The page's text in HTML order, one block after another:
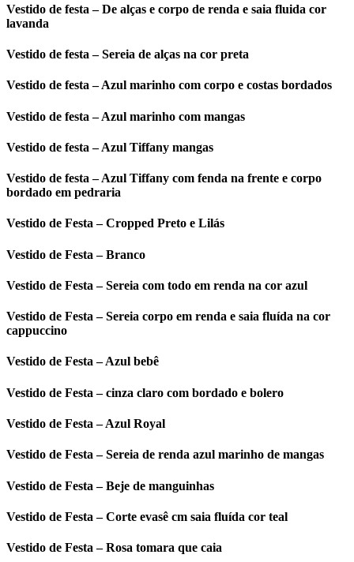
Vestido de festa – De alças e corpo de renda e saia fluida cor
lavanda
Vestido de festa – Sereia de alças na cor preta
Vestido de festa – Azul marinho com corpo e costas bordados
Vestido de festa – Azul marinho com mangas
Vestido de festa – Azul Tiffany mangas
Vestido de festa – Azul Tiffany com fenda na frente e corpo
bordado em pedraria
Vestido de Festa – Cropped Preto e Lilás
Vestido de Festa – Branco
Vestido de Festa – Sereia com todo em renda na cor azul
Vestido de Festa – Sereia corpo em renda e saia fluída na cor
cappuccino
Vestido de Festa – Azul bebê
Vestido de Festa – cinza claro com bordado e bolero
Vestido de Festa – Azul Royal
Vestido de Festa – Sereia de renda azul marinho de mangas
Vestido de Festa – Beje de manguinhas
Vestido de Festa – Corte evasê cm saia fluída cor teal
Vestido de Festa – Rosa tomara que caia